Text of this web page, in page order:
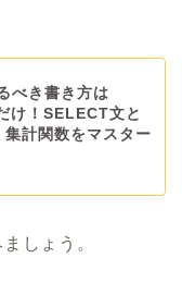
べき書き方は
け！SELECT文と
集計関数をマスター
しょう。